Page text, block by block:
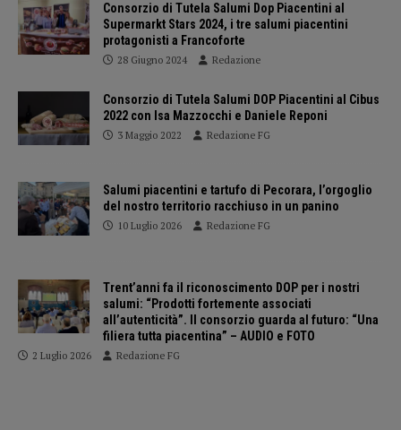
Consorzio di Tutela Salumi Dop Piacentini al
Supermarkt Stars 2024, i tre salumi piacentini
protagonisti a Francoforte
28 Giugno 2024 Redazione
Consorzio di Tutela Salumi DOP Piacentini al Cibus
2022 con Isa Mazzocchi e Daniele Reponi
3 Maggio 2022 Redazione FG
Salumi piacentini e tartufo di Pecorara, l’orgoglio
del nostro territorio racchiuso in un panino
10 Luglio 2026 Redazione FG
Trent’anni fa il riconoscimento DOP per i nostri
salumi: “Prodotti fortemente associati
all’autenticità”. Il consorzio guarda al futuro: “Una
filiera tutta piacentina” – AUDIO e FOTO
2 Luglio 2026 Redazione FG